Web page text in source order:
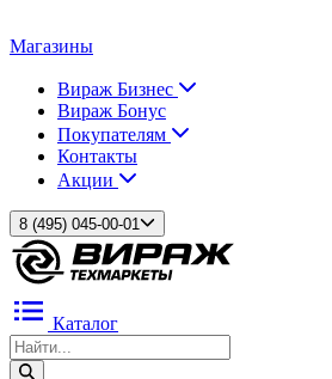
Магазины
Вираж Бизнес
Вираж Бонус
Покупателям
Контакты
Акции
8 (495) 045-00-01
Каталог